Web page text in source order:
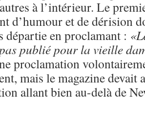
à l’intérieur. Le
d’humour et de dérision
départie en proclamant :
publié pour la vieille
proclamation
mais le magazine devait
allant bien au-delà de